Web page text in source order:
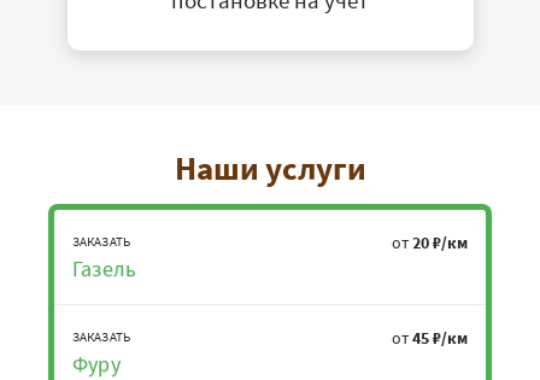
Наши услуги
ЗАКАЗАТЬ
Газель
от20 ₽/км
ЗАКАЗАТЬ
Фуру
от45 ₽/км